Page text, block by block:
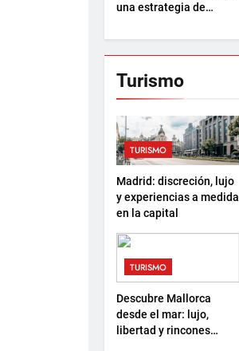
una estrategia de
Turismo
TURISMO
Madrid: discreción, lujo
y experiencias a medida
en la capital
TURISMO
Descubre Mallorca
desde el mar: lujo,
libertad y rincones